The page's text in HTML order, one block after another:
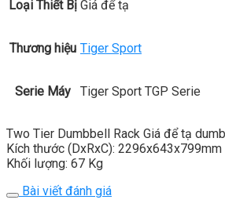
Loại Thiết Bị Giá để tạ
Thương hiệu Tiger Sport
Serie Máy Tiger Sport TGP Serie
Two Tier Dumbbell Rack Giá để tạ
Kích thước (DxRxC): 2296x643x799mm
Khối lượng: 67 Kg
Bài viết đánh giá